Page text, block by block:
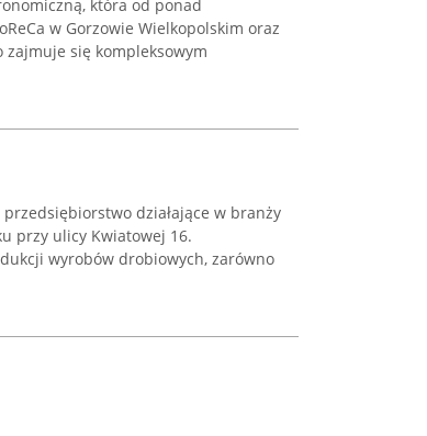
która od ponad
w Gorzowie Wielkopolskim oraz
się kompleksowym
działające w branży
przy ulicy Kwiatowej 16.
wyrobów drobiowych, zarówno